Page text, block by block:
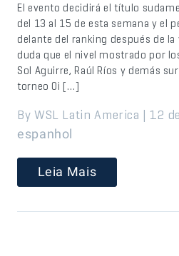
El evento decidirá el título
del 13 al 15 de esta semana y el
delante del ranking después de
duda que el nivel mostrado por
Sol Aguirre, Raúl Ríos y demás
torneo Oi […]
By WSL Latin America | 12
espanhol
Leia Mais